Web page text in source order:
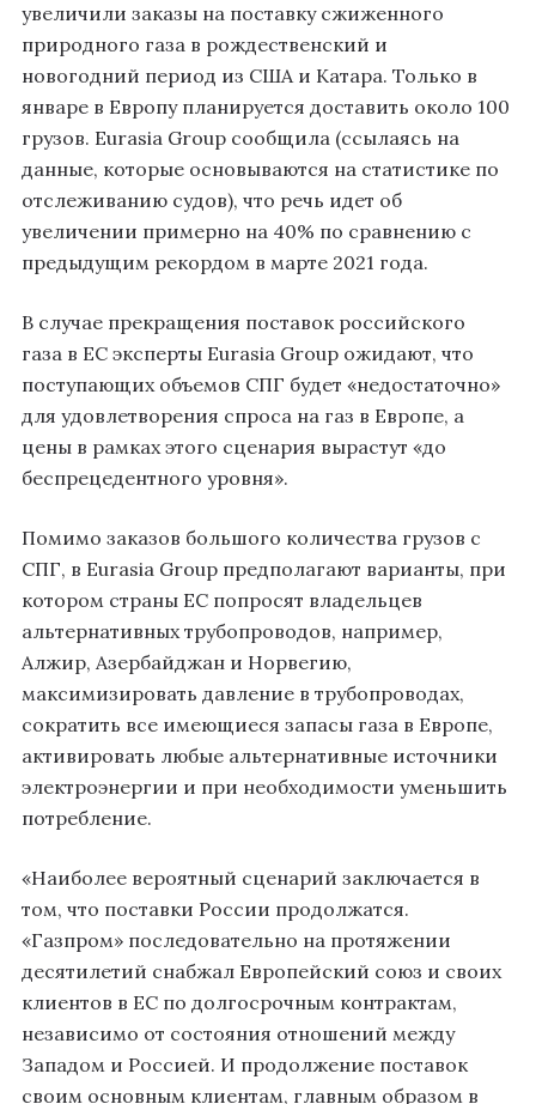
увеличили заказы на поставку сжиженного
природного газа в рождественский и
новогодний период из США и Катара. Только в
январе в Европу планируется доставить около 100
грузов. Eurasia Group сообщила (ссылаясь на
данные, которые основываются на статистике по
отслеживанию судов), что речь идет об
увеличении примерно на 40% по сравнению с
предыдущим рекордом в марте 2021 года.
В случае прекращения поставок российского
газа в ЕС эксперты Eurasia Group ожидают, что
поступающих объемов СПГ будет «недостаточно»
для удовлетворения спроса на газ в Европе, а
цены в рамках этого сценария вырастут «до
беспрецедентного уровня».
Помимо заказов большого количества грузов с
СПГ, в Eurasia Group предполагают варианты, при
котором страны ЕС попросят владельцев
альтернативных трубопроводов, например,
Алжир, Азербайджан и Норвегию,
максимизировать давление в трубопроводах,
сократить все имеющиеся запасы газа в Европе,
активировать любые альтернативные источники
электроэнергии и при необходимости уменьшить
потребление.
«Наиболее вероятный сценарий заключается в
том, что поставки России продолжатся.
«Газпром» последовательно на протяжении
десятилетий снабжал Европейский союз и своих
клиентов в ЕС по долгосрочным контрактам,
независимо от состояния отношений между
Западом и Россией. И продолжение поставок
своим основным клиентам, главным образом в